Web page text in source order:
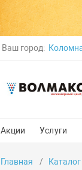
Ваш город:
Акции Услуги
Главная Каталог